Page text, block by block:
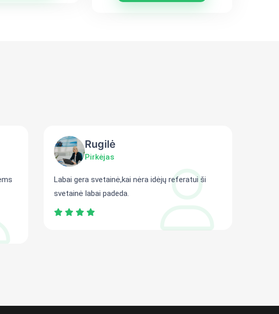
Rugilė
Pirkėjas
Labai gera svetainė,kai nėra idėjų referatui ši
svetainė labai padeda.